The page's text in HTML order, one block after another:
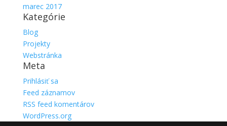
marec 2017
Kategórie
Blog
Projekty
Webstránka
Meta
Prihlásiť sa
Feed záznamov
RSS feed komentárov
WordPress.org